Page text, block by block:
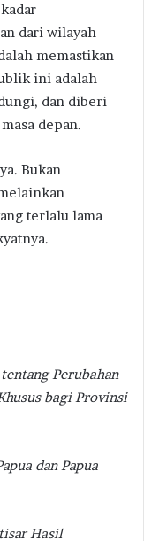
dari wilayah
memastikan
ini adalah
dan diberi
depan.
Bukan
terlalu lama
Perubahan
bagi Provinsi
dan Papua
Hasil